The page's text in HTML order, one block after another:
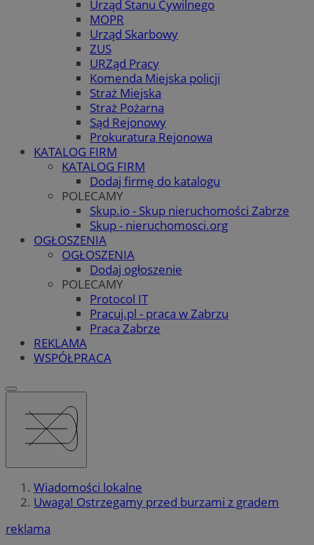
Urząd Stanu Cywilnego
MOPR
Urząd Skarbowy
ZUS
URZąd Pracy
Komenda Miejska policji
Straż Miejska
Straż Pożarna
Sąd Rejonowy
Prokuratura Rejonowa
KATALOG FIRM
KATALOG FIRM
Dodaj firmę do katalogu
POLECAMY
Skup.io - Skup nieruchomości Zabrze
Skup - nieruchomosci.org
OGŁOSZENIA
OGŁOSZENIA
Dodaj ogłoszenie
POLECAMY
Protocol IT
Pracuj.pl - praca w Zabrzu
Praca Zabrze
REKLAMA
WSPÓŁPRACA
Wiadomości lokalne
Uwaga! Ostrzegamy przed burzami z gradem
reklama